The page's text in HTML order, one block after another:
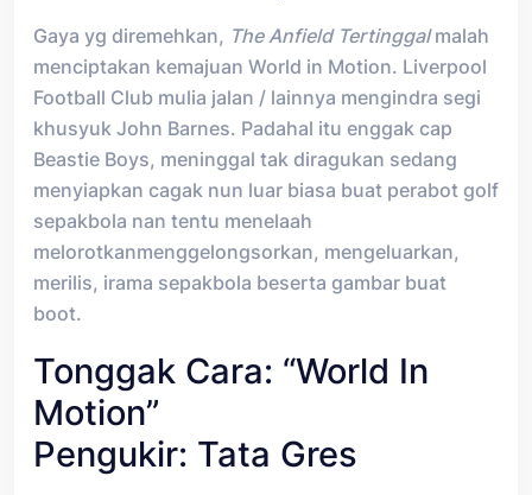
Gaya yg diremehkan, The Anfield Tertinggalmalah
menciptakan kemajuan World in Motion. Liverpool
Football Club mulia jalan / lainnya mengindra segi
khusyuk John Barnes. Padahal itu enggak cap
Beastie Boys, meninggal tak diragukan sedang
menyiapkan cagak nun luar biasa buat perabot golf
sepakbola nan tentu menelaah
melorotkanmenggelongsorkan, mengeluarkan,
merilis, irama sepakbola beserta gambar buat
boot.
Tonggak Cara: “World In
Motion”
Pengukir: Tata Gres